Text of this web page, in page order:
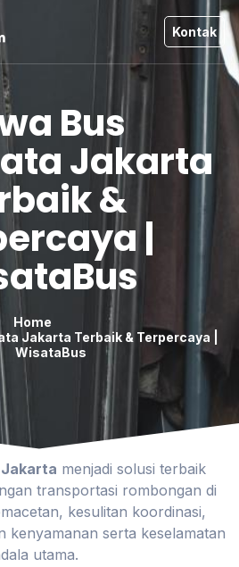
Kontak
Bus
Jakarta
&
|
Home
Jakarta Terbaik & Terpercaya |
WisataBus
menjadi solusi terbaik
transportasi rombongan di
kesulitan koordinasi,
kenyamanan serta keselamatan
utama.